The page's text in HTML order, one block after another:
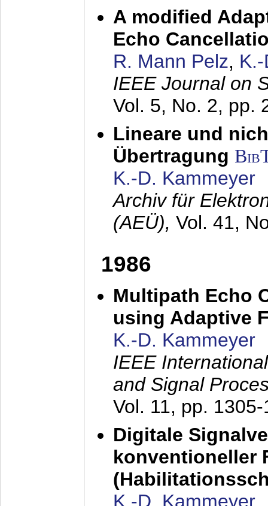
A modified
Echo
R. Mann Pelz,
IEEE Journal on
Vol. 5, No. 2, pp.
Lineare und
Übertragung
K.-D. Kammeyer
Archiv für
(AEÜ), Vol. 41,
1986
Multipath Echo
using Adaptive
K.-D. Kammeyer
IEEE
and Signal
Vol. 11, pp.
Digitale
konventioneller
K.-D. Kammeyer